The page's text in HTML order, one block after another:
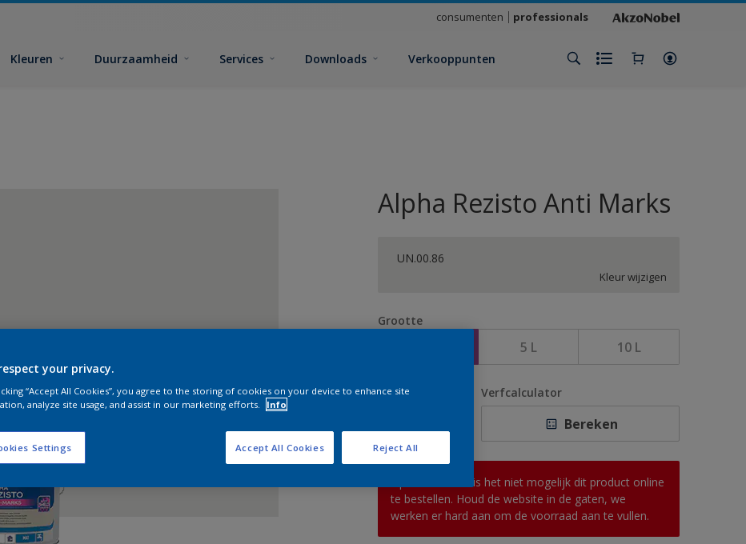
consumenten professionals
Kleuren Duurzaamheid Services Downloads Verkooppunten
Alpha Rezisto Anti Marks
UN.00.86
Kleur wijzigen
Grootte
5 L 10 L
Aantal Verfcalculator
Bereken
Op dit moment is het niet mogelijk dit product online
te bestellen. Houd de website in de gaten, we
werken er hard aan om de voorraad aan te vullen.
your privacy.
“Accept All Cookies”, you agree to the storing of cookies on your device to enhance site
analyze site usage, and assist in our marketing efforts.
Info
Settings Reject All
Accept All Cookies